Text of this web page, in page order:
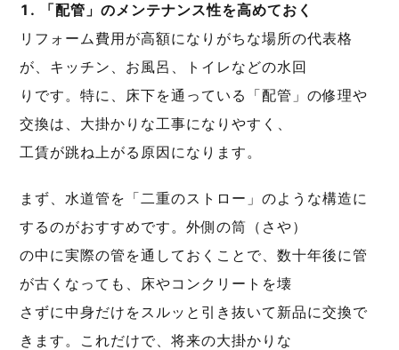
1. 「配管」のメンテナンス性を高めておく
リフォーム費用が高額になりがちな場所の代表格
が、キッチン、お風呂、トイレなどの水回
りです。特に、床下を通っている「配管」の修理や
交換は、大掛かりな工事になりやすく、
工賃が跳ね上がる原因になります。
まず、水道管を「二重のストロー」のような構造に
するのがおすすめです。外側の筒（さや）
の中に実際の管を通しておくことで、数十年後に管
が古くなっても、床やコンクリートを壊
さずに中身だけをスルッと引き抜いて新品に交換で
きます。これだけで、将来の大掛かりな